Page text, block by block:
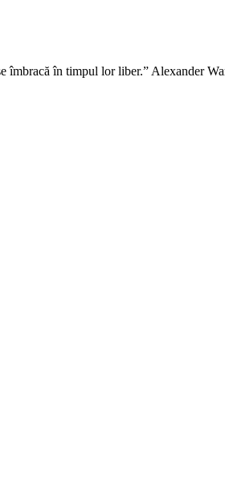
îmbracă în timpul lor liber.” Alexander